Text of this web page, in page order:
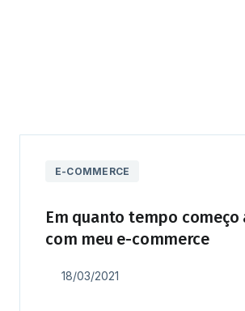
E-COMMERCE
Em quanto tempo começo
com meu e-commerce
18/03/2021